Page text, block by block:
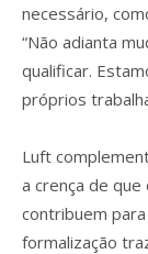
necessário,
“Não adianta
qualificar.
próprios
Luft
a crença de
contribuem para
formalização